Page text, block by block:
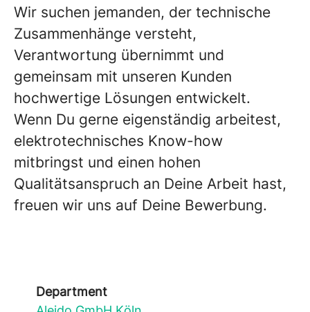
Wir suchen jemanden, der technische
Zusammenhänge versteht,
Verantwortung übernimmt und
gemeinsam mit unseren Kunden
hochwertige Lösungen entwickelt.
Wenn Du gerne eigenständig arbeitest,
elektrotechnisches Know-how
mitbringst und einen hohen
Qualitätsanspruch an Deine Arbeit hast,
freuen wir uns auf Deine Bewerbung.
Department